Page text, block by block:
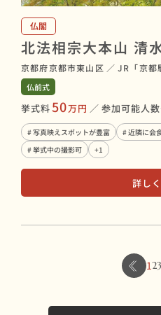
仏閣
北法相宗大本山 清
京都府京都市東山区 ／ JR「京都
仏前式
挙式料50万円 ／ 参加可能人
# 写真映えスポットが豊富 # 近隣に会
# 挙式中の撮影可
+1
詳し
123